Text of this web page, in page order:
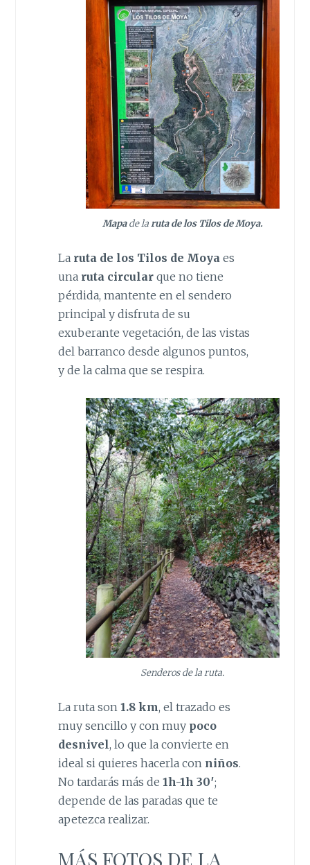
Mapade laruta de los Tilos de Moya.
La ruta de los Tilos de Moyaes
unaruta circularque no tiene
pérdida, mantente en el sendero
principal y disfruta de su
exuberante vegetación, de las vistas
del barranco desde algunos puntos,
y de la calma que se respira.
Senderos de la ruta.
La ruta son 1.8 km, el trazado es
muy sencillo y con muy poco
desnivel, lo que la convierte en
ideal si quieres hacerla con niños.
No tardarás más de 1h-1h 30′;
depende de las paradas que te
apetezca realizar.
MÁS FOTOS DE LA